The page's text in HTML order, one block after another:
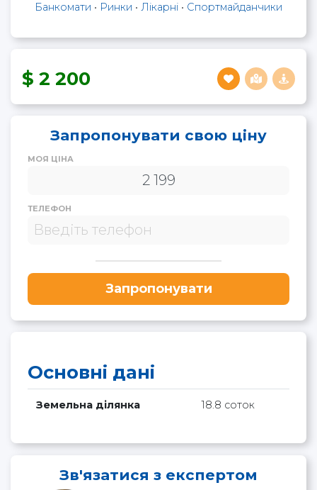
Банкомати • Ринки • Лікарні • Спортмайданчики
2 200
Запропонувати свою ціну
МОЯ ЦІНА
ТЕЛЕФОН
Запропонувати
Основні дані
Земельна ділянка 18.8 соток
Зв'язатися з експертом